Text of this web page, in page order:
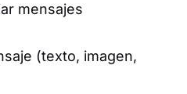
mensajes
(texto, imagen,